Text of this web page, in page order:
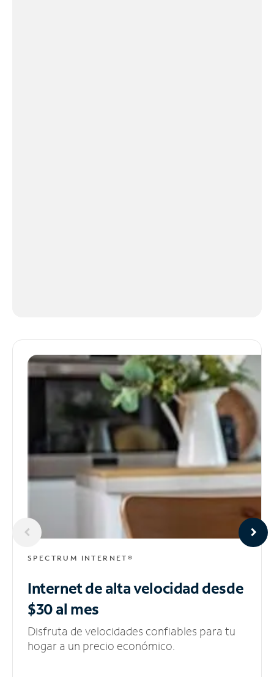
SPECTRUM INTERNET®
Internet de alta velocidaddesde
$30 al mes
Disfruta de velocidades confiables para tu
hogar a un precio económico.